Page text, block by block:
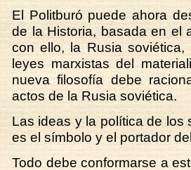
El Politburó puede ahora
de la Historia, basada en el
con ello, la Rusia
leyes marxistas del
nueva filosofía debe
actos de la Rusia soviética.
Las ideas y la política de los
es el símbolo y el portador
Todo debe conformarse a